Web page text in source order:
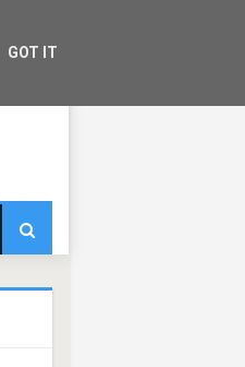
GOT IT